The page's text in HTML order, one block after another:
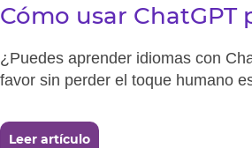
Cómo usar
¿Puedes aprender idiomas con
favor sin perder el toque humano
Leer artículo